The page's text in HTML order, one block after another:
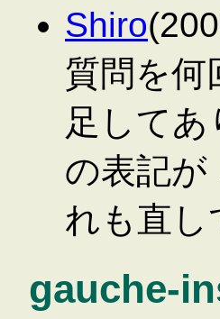
Shiro
質問を何
足して
の表記が
れも直し
gauche-